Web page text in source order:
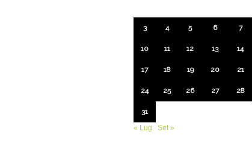
3 4 5 6 7
10 11 12 13 14
17 18 19 20 21
24 25 26 27 28
31
« Lug
Set »